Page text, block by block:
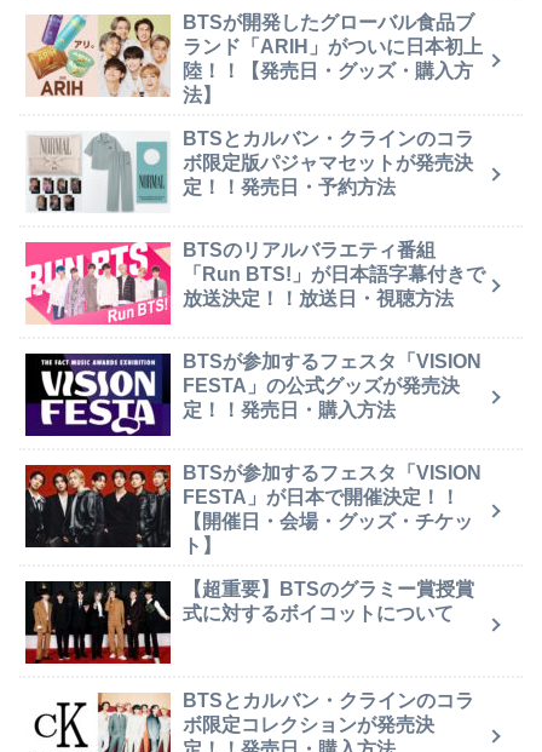
BTSが開発したグローバル食品ブ
ランド「ARIH」がついに日本初上
陸！！【発売日・グッズ・購入方
法】
BTSとカルバン・クラインのコラ
ボ限定版パジャマセットが発売決
定！！発売日・予約方法
BTSのリアルバラエティ番組
「Run BTS!」が日本語字幕付きで
放送決定！！放送日・視聴方法
BTSが参加するフェスタ「VISION
FESTA」の公式グッズが発売決
定！！発売日・購入方法
BTSが参加するフェスタ「VISION
FESTA」が日本で開催決定！！
【開催日・会場・グッズ・チケッ
ト】
【超重要】BTSのグラミー賞授賞
式に対するボイコットについて
BTSとカルバン・クラインのコラ
ボ限定コレクションが発売決